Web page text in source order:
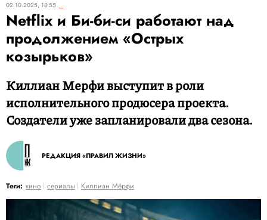
02.10.2025, 18:55
Netflix и Би-би-си работают над
продолжением «Острых
козырьков»
Киллиан Мерфи выступит в роли
исполнительного продюсера проекта.
Создатели уже запланировали два сезона.
РЕДАКЦИЯ «ПРАВИЛ ЖИЗНИ»
Теги: кино сериалы Киллиан Мёрфи